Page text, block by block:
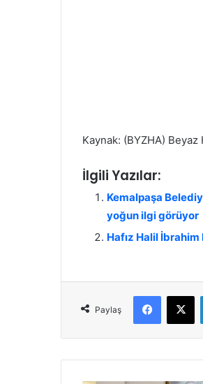
Kaynak: (BYZHA) Beyaz
İlgili Yazılar:
Kemalpaşa
yoğun ilgi görüyor
Hafız Halil
Paylaş